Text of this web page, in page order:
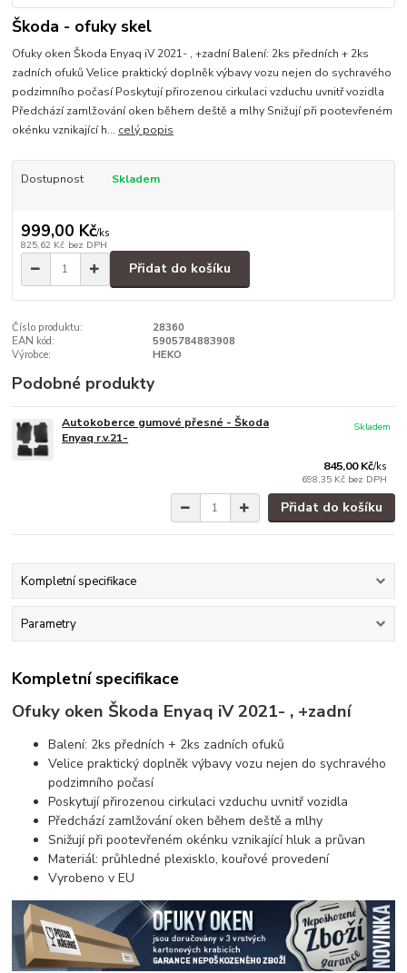
Škoda - ofuky skel
Ofuky oken Škoda Enyaq iV 2021- , +zadní Balení: 2ks předních + 2ks
zadních ofuků Velice praktický doplněk výbavy vozu nejen do sychravého
podzimního počasí Poskytují přirozenou cirkulaci vzduchu uvnitř vozidla
Předchází zamlžování oken během deště a mlhy Snižují při pootevřeném
okénku vznikající h... celý popis
Dostupnost Skladem
999,00 Kč/ks
825,62 Kč bez DPH
Přidat do košíku
Číslo produktu:
28360
EAN kód:
5905784883908
Výrobce:
HEKO
Podobné produkty
Autokoberce gumové přesné - Škoda
Enyaq r.v.21-
845,00 Kč/ks
698,35 Kč bez DPH
Skladem
Přidat do košíku
Kompletní specifikace
Parametry
Kompletní specifikace
Ofuky oken Škoda Enyaq iV 2021- , +zadní
Balení: 2ks předních + 2ks zadních ofuků
Velice praktický doplněk výbavy vozu nejen do sychravého
podzimního počasí
Poskytují přirozenou cirkulaci vzduchu uvnitř vozidla
Předchází zamlžování oken během deště a mlhy
Snižují při pootevřeném okénku vznikající hluk a průvan
Materiál: průhledné plexisklo, kouřové provedení
Vyrobeno v EU